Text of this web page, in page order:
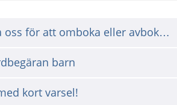
Kontakta oss för att omboka eller avboka tid
barn
kort varsel!